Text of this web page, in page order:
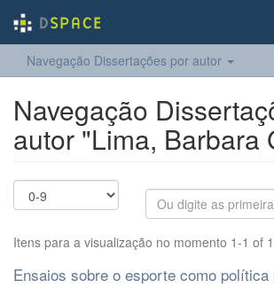
Navegação Dissertações por autor
Navegação
autor "Lima, Barbara
Itens para a visualização no momento 1-1 of 1
Ensaios sobre o esporte como política